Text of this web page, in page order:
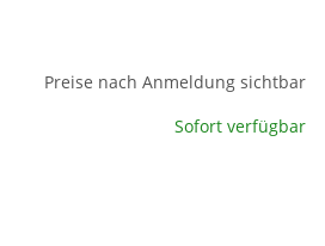
Preise nach Anmeldung sichtbar
Sofort verfügbar